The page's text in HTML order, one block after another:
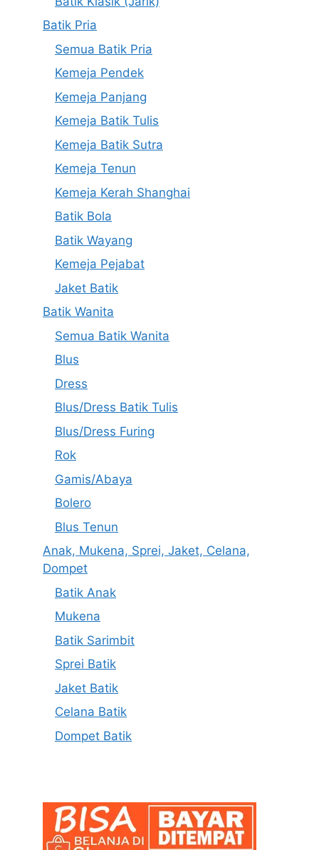
Batik Pria
Semua Batik Pria
Kemeja Pendek
Kemeja Panjang
Kemeja Batik Tulis
Kemeja Batik Sutra
Kemeja Tenun
Kemeja Kerah Shanghai
Batik Bola
Batik Wayang
Kemeja Pejabat
Jaket Batik
Batik Wanita
Semua Batik Wanita
Blus
Dress
Blus/Dress Batik Tulis
Blus/Dress Furing
Rok
Gamis/Abaya
Bolero
Blus Tenun
Anak, Mukena, Sprei, Jaket, Celana,
Dompet
Batik Anak
Mukena
Batik Sarimbit
Sprei Batik
Jaket Batik
Celana Batik
Dompet Batik